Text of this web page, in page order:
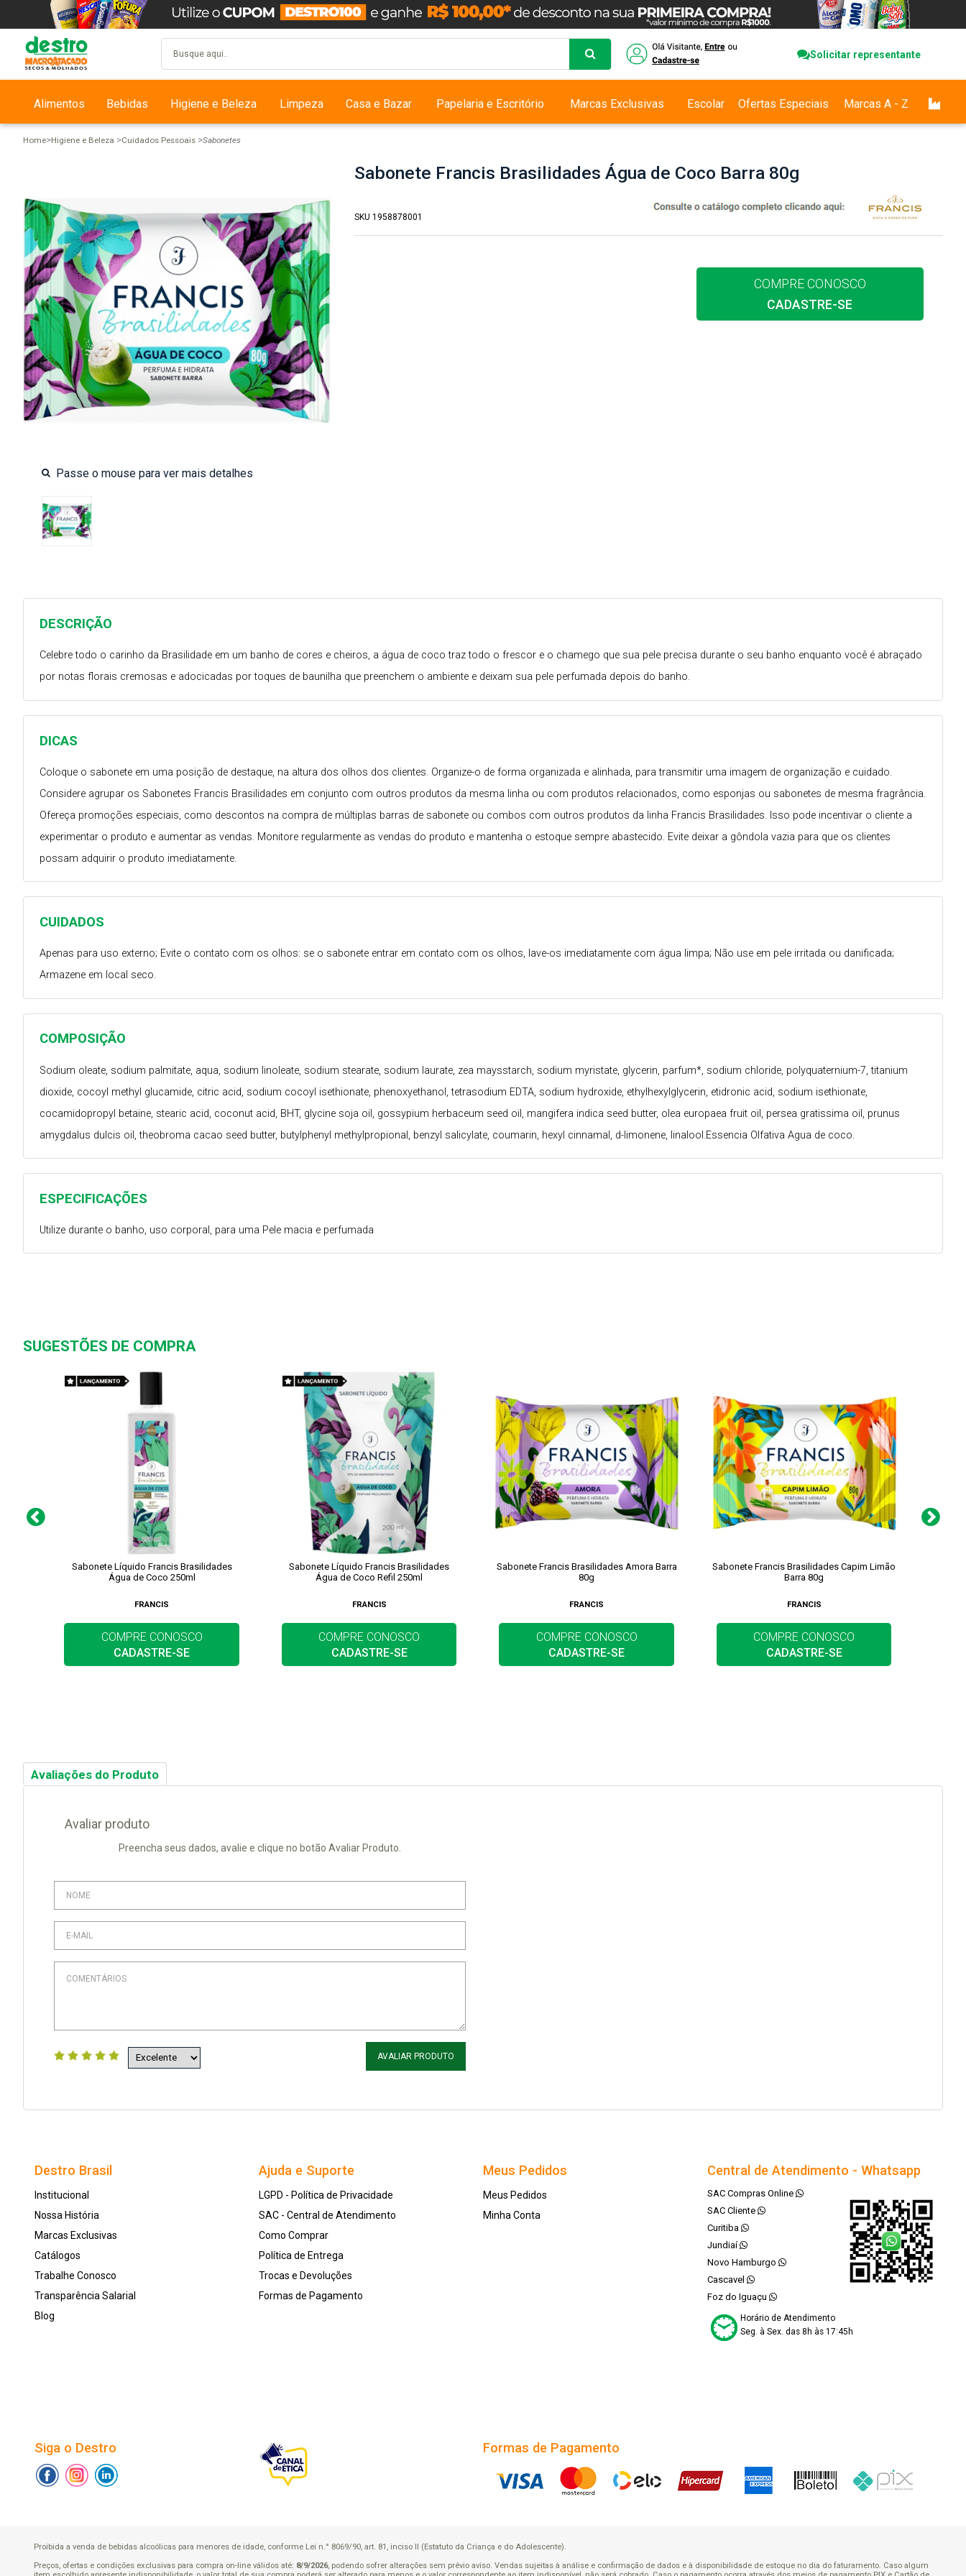
Solicitar representante
Alimentos Bebidas Higiene e Beleza Limpeza Casa e Bazar Papelaria e Escritório Marcas Exclusivas Escolar Ofertas Especiais Marcas A - Z
Home Higiene e Beleza Cuidados Pessoais Sabonetes
Sabonete Francis Brasilidades Água de Coco Barra 80g
SKU 1958878001
COMPRE CONOSCO
CADASTRE-SE
ESPECIFICAÇÕES
Utilize durante o banho, uso corporal, para uma Pele macia e perfumada
COMPOSIÇÃO
Sodium oleate, sodium palmitate, aqua, sodium linoleate, sodium stearate, sodium laurate, zea maysstarch, sodium myristate, glycerin, parfum*, sodium chloride, polyquaternium-7, titanium
dioxide, cocoyl methyl glucamide, citric acid, sodium cocoyl isethionate, phenoxyethanol, tetrasodium EDTA, sodium hydroxide, ethylhexylglycerin, etidronic acid, sodium isethionate,
cocamidopropyl betaine, stearic acid, coconut acid, BHT, glycine soja oil, gossypium herbaceum seed oil, mangifera indica seed butter, olea europaea fruit oil, persea gratissima oil, prunus
amygdalus dulcis oil, theobroma cacao seed butter, butylphenyl methylpropional, benzyl salicylate, coumarin, hexyl cinnamal, d-limonene, linalool.Essencia Olfativa Agua de coco.
CUIDADOS
Apenas para uso externo; Evite o contato com os olhos: se o sabonete entrar em contato com os olhos, lave-os imediatamente com água limpa; Não use em pele irritada ou danificada;
Armazene em local seco.
DICAS
Coloque o sabonete em uma posição de destaque, na altura dos olhos dos clientes. Organize-o de forma organizada e alinhada, para transmitir uma imagem de organização e cuidado.
Considere agrupar os Sabonetes Francis Brasilidades em conjunto com outros produtos da mesma linha ou com produtos relacionados, como esponjas ou sabonetes de mesma fragrância.
Ofereça promoções especiais, como descontos na compra de múltiplas barras de sabonete ou combos com outros produtos da linha Francis Brasilidades. Isso pode incentivar o cliente a
experimentar o produto e aumentar as vendas. Monitore regularmente as vendas do produto e mantenha o estoque sempre abastecido. Evite deixar a gôndola vazia para que os clientes
possam adquirir o produto imediatamente.
DESCRIÇÃO
Celebre todo o carinho da Brasilidade em um banho de cores e cheiros, a água de coco traz todo o frescor e o chamego que sua pele precisa durante o seu banho enquanto você é abraçado
por notas florais cremosas e adocicadas por toques de baunilha que preenchem o ambiente e deixam sua pele perfumada depois do banho.
SUGESTÕES DE COMPRA
Sabonete Líquido Francis Brasilidades
Água de Coco 250ml
FRANCIS
COMPRE CONOSCO
CADASTRE-SE
Sabonete Líquido Francis Brasilidades
Água de Coco Refil 250ml
FRANCIS
COMPRE CONOSCO
CADASTRE-SE
Sabonete Francis Brasilidades Amora Barra
80g
FRANCIS
COMPRE CONOSCO
CADASTRE-SE
Sabonete Francis Brasilidades Capim Limão
Barra 80g
FRANCIS
COMPRE CONOSCO
CADASTRE-SE
Avaliações do Produto
Avaliar produto
Preencha seus dados, avalie e clique no botão Avaliar Produto.
AVALIAR PRODUTO
Destro Brasil
Institucional
Nossa História
Marcas Exclusivas
Catálogos
Trabalhe Conosco
Transparência Salarial
Blog
Ajuda e Suporte
LGPD - Política de Privacidade
SAC - Central de Atendimento
Como Comprar
Política de Entrega
Trocas e Devoluções
Formas de Pagamento
Meus Pedidos
Meus Pedidos
Minha Conta
Central de Atendimento - Whatsapp
SAC Compras Online
SAC Cliente
Curitiba
Jundiaí
Novo Hamburgo
Cascavel
Foz do Iguaçu
Horário de Atendimento
Seg. à Sex. das 8h às 17:45h
Siga o Destro Formas de Pagamento
Proibida a venda de bebidas alcoólicas para menores de idade, conforme Lei n.° 8069/90, art. 81, inciso II (Estatuto da Criança e do Adolescente).
Preços, ofertas e condições exclusivas para compra on-line válidos até: 8/9/2026, podendo sofrer alterações sem prévio aviso. Vendas sujeitas à análise e confirmação de dados e à disponibilidade de estoque no dia do faturamento. Caso algum